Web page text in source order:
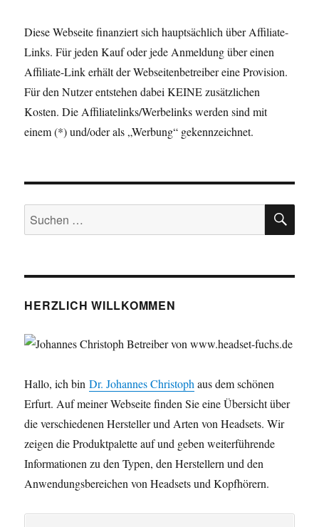
Diese Webseite finanziert sich hauptsächlich über Affiliate-
Links. Für jeden Kauf oder jede Anmeldung über einen
Affiliate-Link erhält der Webseitenbetreiber eine Provision.
Für den Nutzer entstehen dabei KEINE zusätzlichen
Kosten. Die Affiliatelinks/Werbelinks werden sind mit
einem (*) und/oder als „Werbung“ gekennzeichnet.
Suchen
nach:
HERZLICH WILLKOMMEN
Hallo, ich binDr. Johannes Christophaus dem schönen
Erfurt. Auf meiner Webseite finden Sie eine Übersicht über
die verschiedenen Hersteller und Arten von Headsets. Wir
zeigen die Produktpalette auf und geben weiterführende
Informationen zu den Typen, den Herstellern und den
Anwendungsbereichen von Headsets und Kopfhörern.